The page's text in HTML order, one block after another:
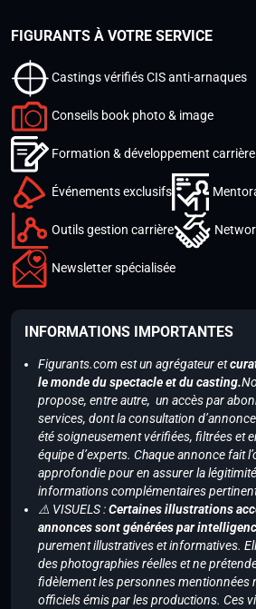
FIGURANTS À VOTRE SERVICE
Castings vérifiés CIS anti-arnaques
Conseils book photo & image
Formation & développement carrière
Événements exclusifs
Outils gestion carrière
Newsletter spécialisée
INFORMATIONS IMPORTANTES
Figurants.com est un agrégateur et
le monde du spectacle et du casting.
propose, entre autre, un accès par
services, dont la consultation
été soigneusement vérifiées, filtrées et
équipe d’experts. Chaque annonce fait
approfondie pour en assurer la
informations complémentaires
⚠️ VISUELS :Certaines illustrations
annonces sont générées par
purement illustratives et informatives.
des photographies réelles et ne
fidèlement les personnes mentionnées
officiels émis par les productions. Ces